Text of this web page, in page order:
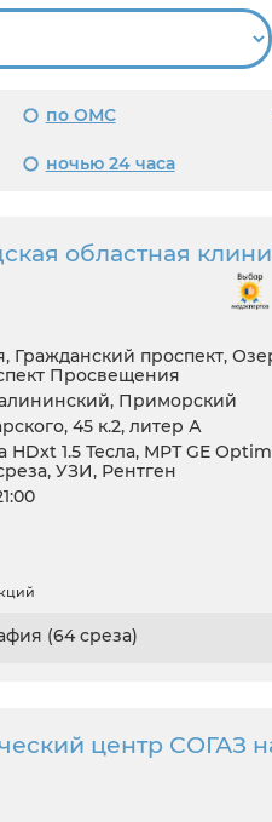
по ОМС
ночью 24 часа
областная
Гражданский проспект,
Просвещения
Приморский
45 к.2, литер А
HDxt 1.5 Тесла, МРТ GE
УЗИ, Рентген
(64 среза)
центр СОГАЗ